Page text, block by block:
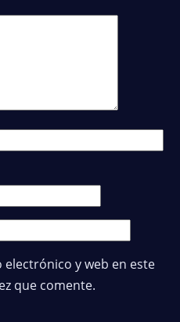
y web en este
que comente.